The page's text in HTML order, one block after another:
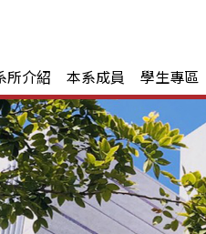
所介紹 本系成員 學生專區